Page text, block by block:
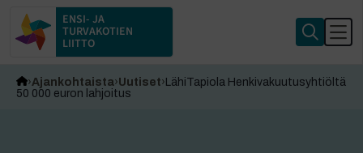
ENSI- JA
TURVAKOTIEN
LIITTO
Ajankohtaista Uutiset LähiTapiola Henkivakuutusyhtiöltä
50 000 euron lahjoitus